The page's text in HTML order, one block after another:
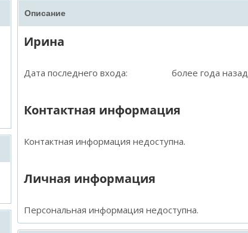
Описание
Ирина
Дата последнего входа: более года назад
Контактная информация
Контактная информация недоступна.
Личная информация
Персональная информация недоступна.